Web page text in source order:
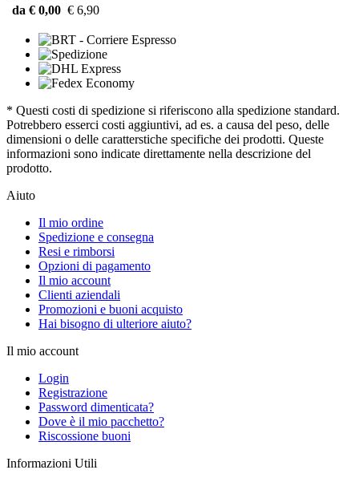
da € 0,00 € 6,90
* Questi costi di spedizione si riferiscono alla spedizione standard.
Potrebbero esserci costi aggiuntivi, ad es. a causa del peso, delle
dimensioni o delle caratterstiche specifiche dei prodotti. Queste
informazioni sono indicate direttamente nella descrizione del
prodotto.
Aiuto
Il mio ordine
Spedizione e consegna
Resi e rimborsi
Opzioni di pagamento
Il mio account
Clienti aziendali
Promozioni e buoni acquisto
Hai bisogno di ulteriore aiuto?
Il mio account
Login
Registrazione
Password dimenticata?
Dove è il mio pacchetto?
Riscossione buoni
Informazioni Utili